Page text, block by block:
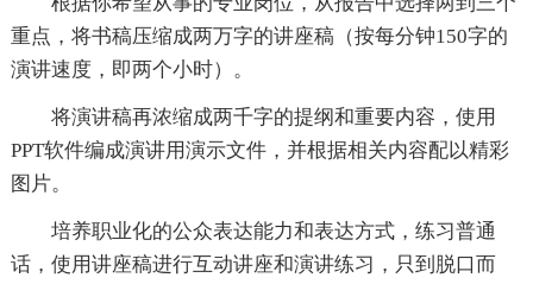
重点，将书稿压缩成两万字的讲座稿（按每分钟150字的
演讲速度，即两个小时）。
将演讲稿再浓缩成两千字的提纲和重要内容，使用
PPT软件编成演讲用演示文件，并根据相关内容配以精彩
图片。
培养职业化的公众表达能力和表达方式，练习普通
话，使用讲座稿进行互动讲座和演讲练习，只到脱口而